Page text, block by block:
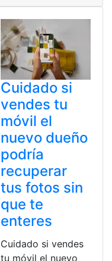
Cuidado si
vendes tu
móvil el
nuevo dueño
podría
recuperar
tus fotos sin
que te
enteres
Cuidado si vendes
tu móvil el nuevo